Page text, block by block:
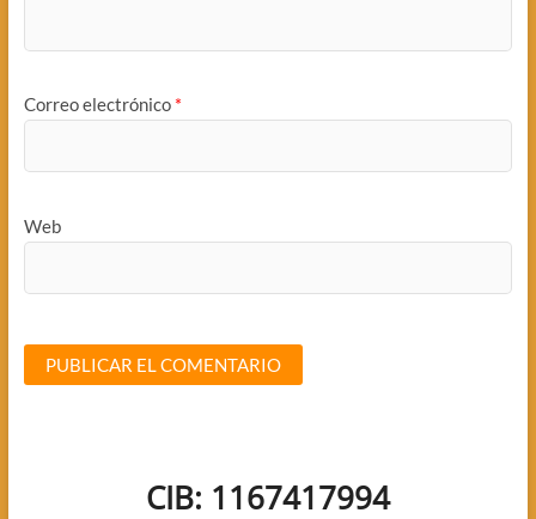
Correo electrónico *
Web
CIB: 1167417994